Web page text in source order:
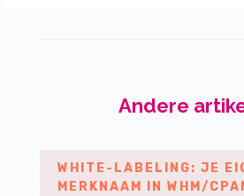
Andere
WHITE-LABELING: JE
MERKNAAM IN WHM/